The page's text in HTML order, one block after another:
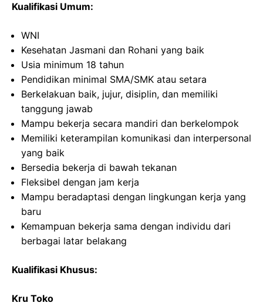
Kualifikasi Umum:
WNI
Kesehatan Jasmani dan Rohani yang baik
Usia minimum 18 tahun
Pendidikan minimal SMA/SMK atau setara
Berkelakuan baik, jujur, disiplin, dan memiliki
tanggung jawab
Mampu bekerja secara mandiri dan berkelompok
Memiliki keterampilan komunikasi dan interpersonal
yang baik
Bersedia bekerja di bawah tekanan
Fleksibel dengan jam kerja
Mampu beradaptasi dengan lingkungan kerja yang
baru
Kemampuan bekerja sama dengan individu dari
berbagai latar belakang
Kualifikasi Khusus:
Kru Toko